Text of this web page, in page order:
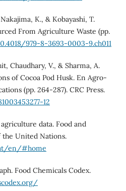
K., & Kobayashi, T.
From Agriculture Waste (pp.
979-8-3693-0003-9.ch011
Chaudhary, V., & Sharma, A.
of Cocoa Pod Husk. En Agro-
(pp. 264-287). CRC Press.
12
data. Food and
United Nations.
en/#home
Food Chemicals Codex.